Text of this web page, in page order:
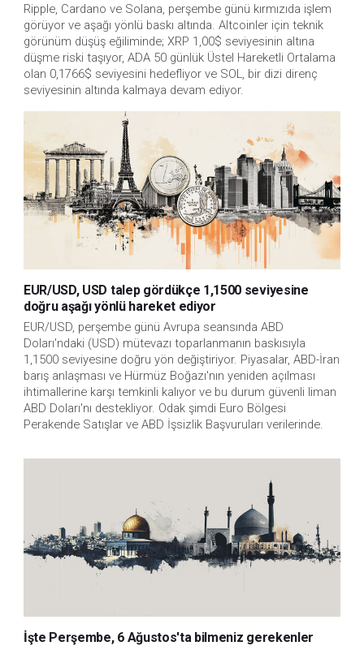
Ripple, Cardano ve Solana, perşembe günü kırmızıda işlem
görüyor ve aşağı yönlü baskı altında. Altcoinler için teknik
görünüm düşüş eğiliminde; XRP 1,00$ seviyesinin altına
düşme riski taşıyor, ADA 50 günlük Üstel Hareketli Ortalama
olan 0,1766$ seviyesini hedefliyor ve SOL, bir dizi direnç
seviyesinin altında kalmaya devam ediyor.
EUR/USD, USD talep gördükçe 1,1500 seviyesine
doğru aşağı yönlü hareket ediyor
EUR/USD, perşembe günü Avrupa seansında ABD
Doları'ndaki (USD) mütevazı toparlanmanın baskısıyla
1,1500 seviyesine doğru yön değiştiriyor. Piyasalar, ABD-İran
barış anlaşması ve Hürmüz Boğazı'nın yeniden açılması
ihtimallerine karşı temkinli kalıyor ve bu durum güvenli liman
ABD Doları'nı destekliyor. Odak şimdi Euro Bölgesi
Perakende Satışlar ve ABD İşsizlik Başvuruları verilerinde.
İşte Perşembe, 6 Ağustos'ta bilmeniz gerekenler